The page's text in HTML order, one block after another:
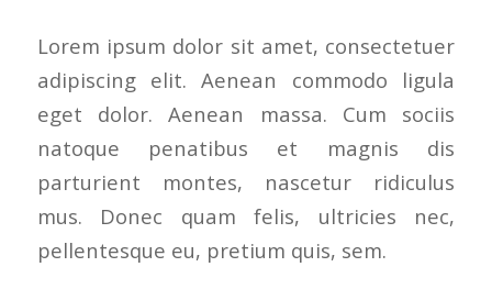
Lorem ipsum dolor sit amet, consectetuer
adipiscing elit. Aenean commodo ligula
eget dolor. Aenean massa. Cum sociis
natoque penatibus et magnis dis
parturient montes, nascetur ridiculus
mus. Donec quam felis, ultricies nec,
pellentesque eu, pretium quis, sem.